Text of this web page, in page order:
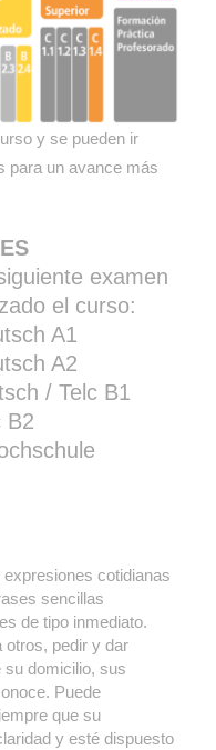
y se pueden ir
para un avance más
examen
el curso:
A1
A2
/ Telc B1
B2
cotidianas
sencillas
de tipo inmediato.
otros, pedir y dar
su domicilio, sus
Puede
que su
y esté dispuesto